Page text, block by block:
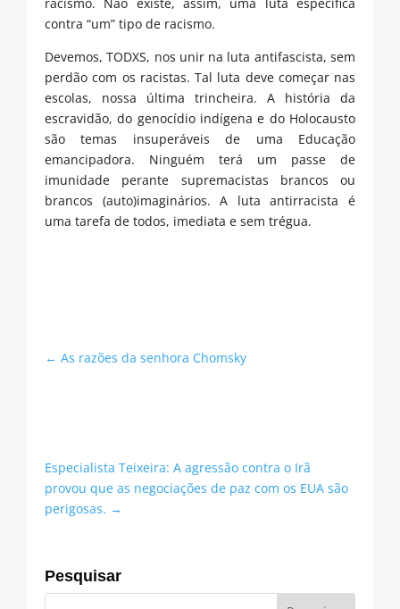
racismo. Não existe, assim, uma luta específica
contra “um” tipo de racismo.
Devemos, TODXS, nos unir na luta antifascista, sem
perdão com os racistas. Tal luta deve começar nas
escolas, nossa última trincheira. A história da
escravidão, do genocídio indígena e do Holocausto
são temas insuperáveis de uma Educação
emancipadora. Ninguém terá um passe de
imunidade perante supremacistas brancos ou
brancos (auto)imaginários. A luta antirracista é
uma tarefa de todos, imediata e sem trégua.
← As razões da senhora Chomsky
Especialista Teixeira: A agressão contra o Irã
provou que as negociações de paz com os EUA são
perigosas. →
Pesquisar